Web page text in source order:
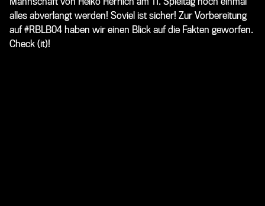
alles abverlangt werden! Soviel ist sicher! Zur Vorbereitung
auf #RBLB04 haben wir einen Blick auf die Fakten geworfen.
Check (it)!